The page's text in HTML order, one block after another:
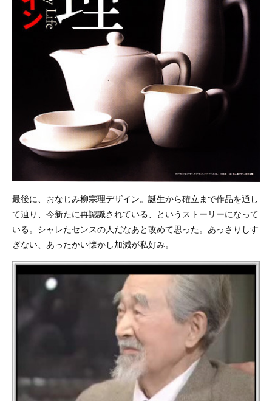
最後に、おなじみ柳宗理デザイン。誕生から確立まで作品を通し
て辿り、今新たに再認識されている、というストーリーになって
いる。シャレたセンスの人だなあと改めて思った。あっさりしす
ぎない、あったかい懐かし加減が私好み。